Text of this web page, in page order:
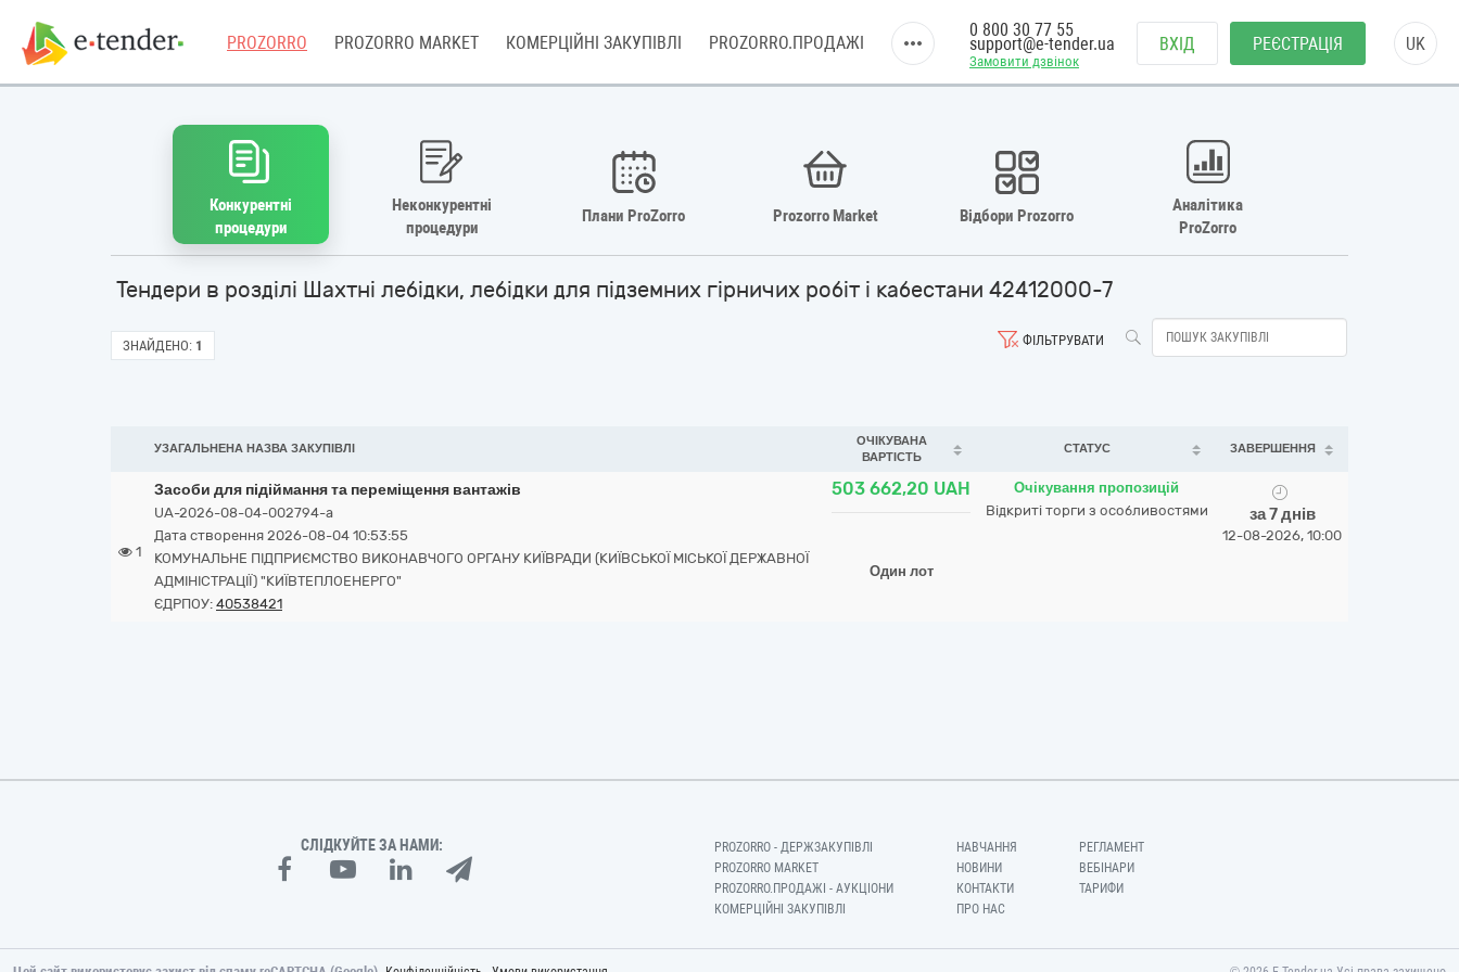
PROZORRO PROZORRO MARKET КОМЕРЦІЙНІ ЗАКУПІВЛІ PROZORRO.ПРОДАЖІ
Замовити дзвінок
0 800 30 77 55
support@e-tender.ua ВХІД РЕЄСТРАЦІЯ UK
Конкурентні
процедури
Неконкурентні
процедури
Плани ProZorro Prozorro Market Відбори Prozorro
Аналітика
ProZorro
Тендери в розділі Шахтні лебідки, лебідки для підземних гірничих робіт і кабестани 42412000-7
ФІЛЬТРУВАТИ
ЗНАЙДЕНО: 1
УЗАГАЛЬНЕНА НАЗВА ЗАКУПІВЛІ
ОЧІКУВАНА
ВАРТІСТЬ
СТАТУС ЗАВЕРШЕННЯ
1
Засоби для підіймання та переміщення вантажів
UA-2026-08-04-002794-a
Дата створення 2026-08-04 10:53:55
КОМУНАЛЬНЕ ПІДПРИЄМСТВО ВИКОНАВЧОГО ОРГАНУ КИЇВРАДИ (КИЇВСЬКОЇ МІСЬКОЇ ДЕРЖАВНОЇ
АДМІНІСТРАЦІЇ) "КИЇВТЕПЛОЕНЕРГО"
ЄДРПОУ: 40538421
503 662,20 UAH
Один лот
Очікування пропозицій
Відкриті торги з особливостями
за 7 днів
12-08-2026, 10:00
СЛІДКУЙТЕ ЗА НАМИ:
PROZORRO - ДЕРЖЗАКУПІВЛІ
PROZORRO MARKET
PROZORRO.ПРОДАЖІ - АУКЦІОНИ
КОМЕРЦІЙНІ ЗАКУПІВЛІ
НАВЧАННЯ
НОВИНИ
КОНТАКТИ
ПРО НАС
РЕГЛАМЕНТ
ВЕБІНАРИ
ТАРИФИ